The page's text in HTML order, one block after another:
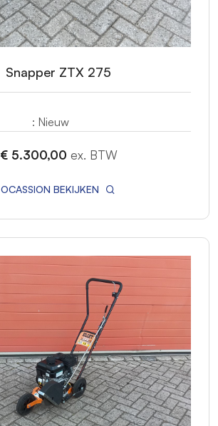
Snapper ZTX 275
: Nieuw
€ 5.300,00 ex. BTW
OCASSION BEKIJKEN